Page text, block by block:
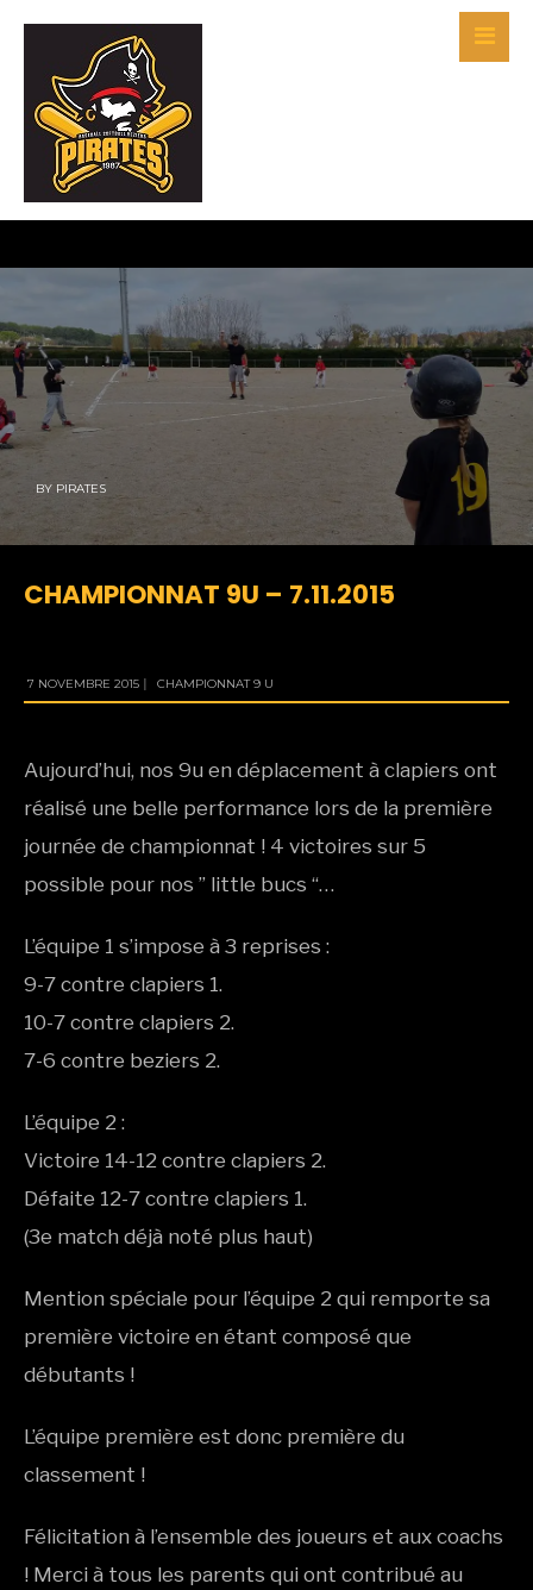
BY PIRATES
CHAMPIONNAT 9U – 7.11.2015
7 NOVEMBRE 2015 CHAMPIONNAT 9 U
Aujourd’hui, nos 9u en déplacement à clapiers ont
réalisé une belle performance lors de la première
journée de championnat ! 4 victoires sur 5
possible pour nos ” little bucs “…
L’équipe 1 s’impose à 3 reprises :
9-7 contre clapiers 1.
10-7 contre clapiers 2.
7-6 contre beziers 2.
L’équipe 2 :
Victoire 14-12 contre clapiers 2.
Défaite 12-7 contre clapiers 1.
(3e match déjà noté plus haut)
Mention spéciale pour l’équipe 2 qui remporte sa
première victoire en étant composé que
débutants !
L’équipe première est donc première du
classement !
Félicitation à l’ensemble des joueurs et aux coachs
! Merci à tous les parents qui ont contribué au